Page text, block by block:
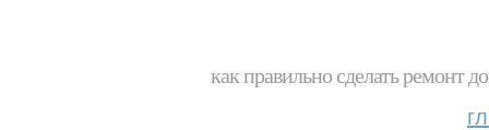
как правильно сделать ремонт